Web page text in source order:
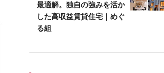
最適解。独自の強みを活か
した高収益賃貸住宅｜めぐ
る組